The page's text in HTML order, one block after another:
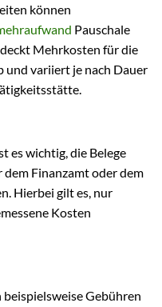
können
Pauschale
Mehrkosten für die
und variiert je nach Dauer
es wichtig, die Belege
dem Finanzamt oder dem
Hierbei gilt es, nur
Kosten
beispielsweise Gebühren